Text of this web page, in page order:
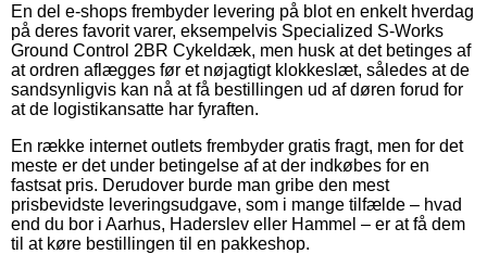
En del e-shops frembyder levering på blot en enkelt hverdag
på deres favorit varer, eksempelvis Specialized S-Works
Ground Control 2BR Cykeldæk, men husk at det betinges af
at ordren aflægges før et nøjagtigt klokkeslæt, således at de
sandsynligvis kan nå at få bestillingen ud af døren forud for
at de logistikansatte har fyraften.
En række internet outlets frembyder gratis fragt, men for det
meste er det under betingelse af at der indkøbes for en
fastsat pris. Derudover burde man gribe den mest
prisbevidste leveringsudgave, som i mange tilfælde – hvad
end du bor i Aarhus, Haderslev eller Hammel – er at få dem
til at køre bestillingen til en pakkeshop.